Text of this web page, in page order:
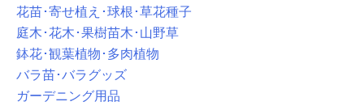
花苗･寄せ植え･球根･草花種子
庭木･花木･果樹苗木･山野草
鉢花･観葉植物･多肉植物
バラ苗･バラグッズ
ガーデニング用品